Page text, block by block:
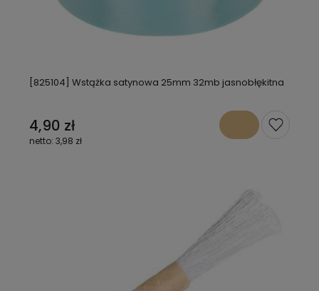
[825104] Wstążka satynowa 25mm 32mb jasnobłękitna
4,90 zł
3,98 zł